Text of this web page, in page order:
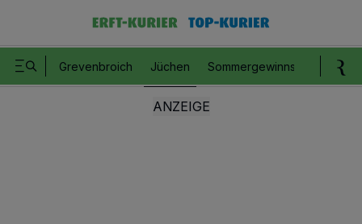
Grevenbroich Jüchen Sommergewinnspiel